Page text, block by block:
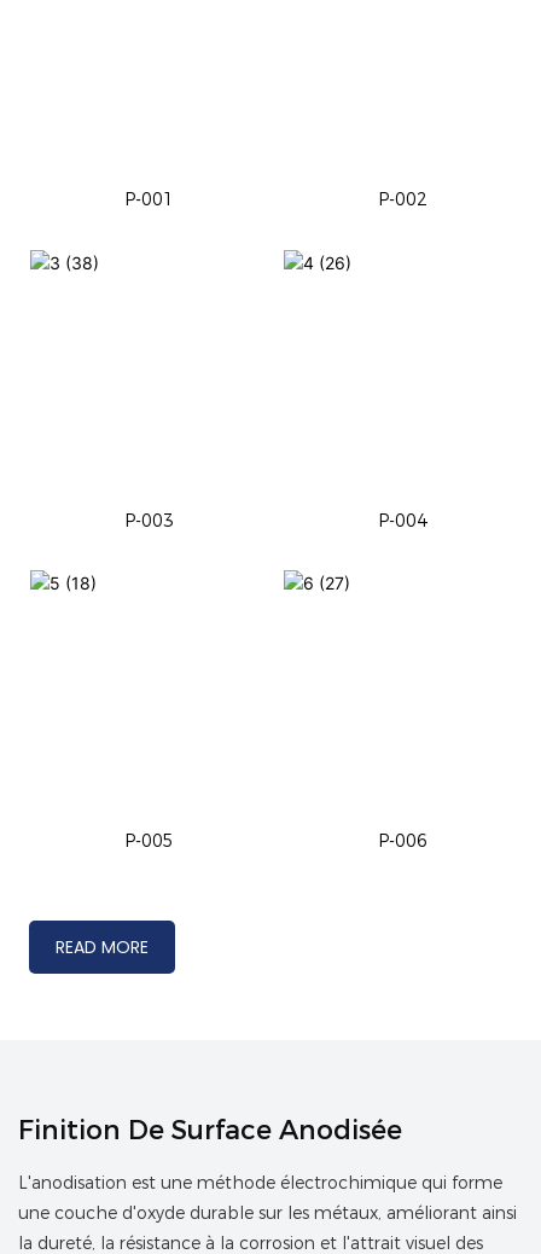
P-001 P-002
P-003 P-004
P-005 P-006
READ MORE
Finition De Surface Anodisée
L'anodisation est une méthode électrochimique qui forme
une couche d'oxyde durable sur les métaux, améliorant ainsi
la dureté, la résistance à la corrosion et l'attrait visuel des